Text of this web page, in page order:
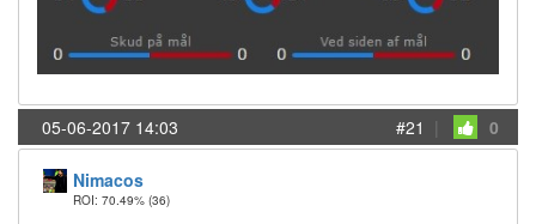
05-06-2017 14:03 #21 | 0
Nimacos
ROI: 70.49% (36)